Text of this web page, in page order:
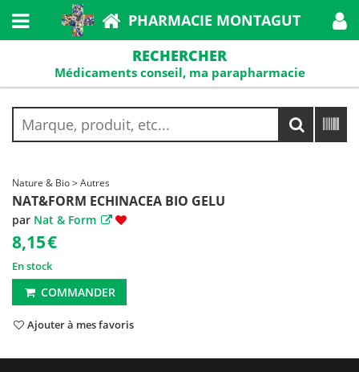
PHARMACIE MONTAGUT
RECHERCHER
Médicaments conseil, ma parapharmacie
Nature & Bio > Autres
NAT&FORM ECHINACEA BIO GELU
par Nat & Form
8,15€
En stock
COMMANDER
Ajouter à mes favoris